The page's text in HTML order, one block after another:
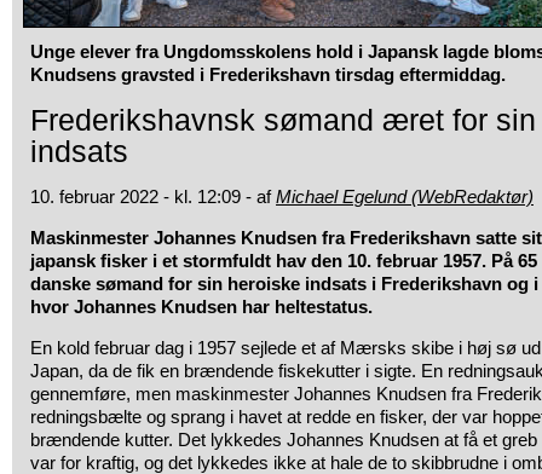
Unge elever fra Ungdomsskolens hold i Japansk lagde
Knudsens gravsted i Frederikshavn tirsdag eftermiddag.
Frederikshavnsk sømand æret for
indsats
10. februar 2022 - kl. 12:09 - afMichael Egelund (WebRedaktør)
Maskinmester Johannes Knudsen fra Frederikshavn satte
japansk fisker i et stormfuldt hav den 10. februar 1957. På
danske sømand for sin heroiske indsats i Frederikshavn og i
hvor Johannes Knudsen har heltestatus.
En kold februar dag i 1957 sejlede et af Mærsks skibe i høj sø
Japan, da de fik en brændende fiskekutter i sigte. En
gennemføre, men maskinmester Johannes Knudsen fra
redningsbælte og sprang i havet at redde en fisker, der var
brændende kutter. Det lykkedes Johannes Knudsen at få et
var for kraftig, og det lykkedes ikke at hale de to skibbrudne i